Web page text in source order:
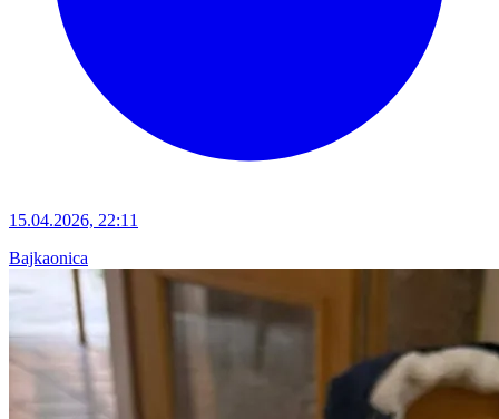
15.04.2026, 22:11
Bajkaonica